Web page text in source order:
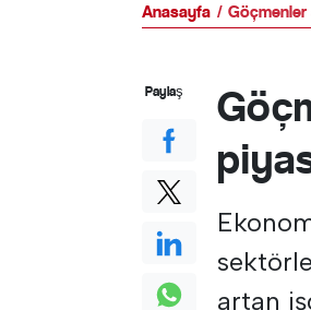
Anasayfa Göçmenler
artan
Paylaş